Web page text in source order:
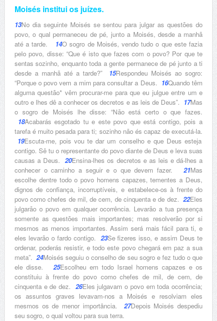
Moisés institui os juízes.
13No dia seguinte Moisés se sentou para julgar as questões do
povo, o qual permaneceu de pé, junto a Moisés, desde a manhã
até a tarde.
14O sogro de Moisés, vendo tudo o que este fazia
pelo povo, disse: “Que é isto que fazes com o povo? Por que te
sentas sozinho, enquanto toda a gente permanece de pé junto a ti
desde a manhã até a tarde?”
15Respondeu Moisés ao sogro:
“Porque o povo vem a mim para consultar a Deus. 16Quando têm
alguma questão* vêm procurar-me para que eu julgue entre um e
outro e lhes dê a conhecer os decretos e as leis de Deus”. 17Mas
o sogro de Moisés lhe disse: “Não está certo o que fazes.
18Acabarás esgotado tu e este povo que está contigo, pois a
tarefa é muito pesada para ti; sozinho não és capaz de executá-la.
19Escuta-me, pois vou te dar um conselho e que Deus esteja
contigo. Sê tu o representante do povo diante de Deus e leva suas
causas a Deus. 20Ensina-lhes os decretos e as leis e dá-lhes a
conhecer o caminho a seguir e o que devem fazer.
21Mas
escolhe dentre todo o povo homens capazes, tementes a Deus,
dignos de confiança, incorruptíveis, e estabelece-os à frente do
povo como chefes de mil, de cem, de cinquenta e de dez. 22Eles
julgarão o povo em qualquer ocorrência. Levarão a tua presença
somente as questões mais importantes; mas resolverão por si
mesmos as menos importantes. Assim será mais fácil para ti, e
eles levarão o fardo contigo. 23Se fizeres isso, e assim Deus te
ordenar, poderás resistir, e todo este povo chegará em paz a sua
meta”. 24Moisés seguiu o conselho de seu sogro e fez tudo o que
ele disse.
25Escolheu em todo Israel homens capazes e os
constituiu à frente do povo como chefes de mil, de cem, de
cinquenta e de dez. 26Eles julgavam o povo em toda ocorrência;
os assuntos graves levavam-nos a Moisés e resolviam eles
mesmos os de menor importância.
27Depois Moisés despediu
seu sogro, o qual voltou para sua terra.